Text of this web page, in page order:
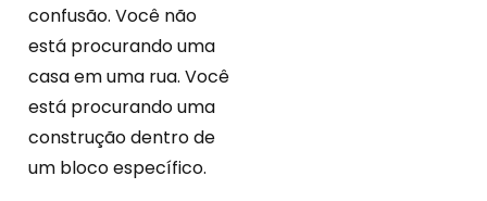
confusão. Você não
está procurando uma
casa em uma rua. Você
está procurando uma
construção dentro de
um bloco específico.